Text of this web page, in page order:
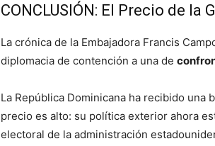
CONCLUSIÓN: El Precio de la
La crónica de la Embajadora Francis
diplomacia de contención a una de
La República Dominicana ha recibido
precio es alto: su política exterior ahora
electoral de la administración